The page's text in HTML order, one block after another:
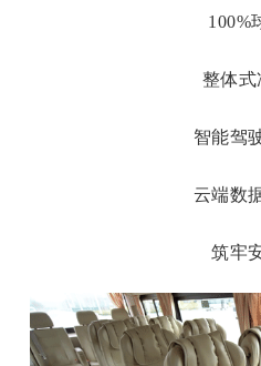
100%
整体式
智能驾
云端数
筑牢